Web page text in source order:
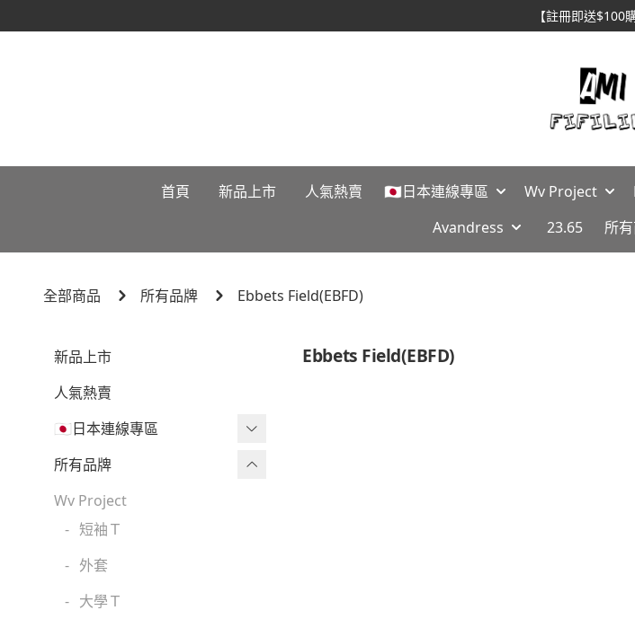
【註冊即送$100
首頁 新品上市 人氣熱賣 🇯🇵日本連線專區 Wv Project
Avandress
23.65 所
全部商品 所有品牌 Ebbets Field(EBFD)
新品上市
人氣熱賣
🇯🇵日本連線專區
三麗鷗現貨區任兩件免運🔥
三麗鷗
吉伊卡哇
迪士尼
魔法莓莓
所有品牌
Wv Project
- 短袖Ｔ
- 外套
- 大學Ｔ
Ebbets Field(EBFD)